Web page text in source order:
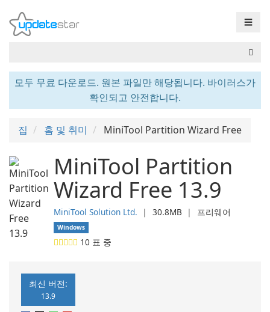
☰
모두 무료 다운로드. 원본 파일만 해당됩니다. 바이러스가
확인되고 안전합니다.
집 홈 및 취미 MiniTool Partition Wizard Free
MiniTool Partition
Wizard Free 13.9
MiniTool Solution Ltd. ❘ 30.8MB ❘ 프리웨어
Windows
10 표 중
최신 버전:
13.9